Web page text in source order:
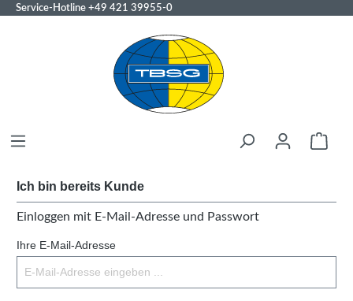
Service-Hotline +49 421 39955-0
Ich bin bereits Kunde
Einloggen mit E-Mail-Adresse und Passwort
Ihre E-Mail-Adresse